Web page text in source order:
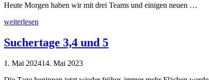
Heute Morgen haben wir mit drei Teams und einigen neuen …
weiterlesen
Suchertage 3,4 und 5
1. Mai 202414. Mai 2023